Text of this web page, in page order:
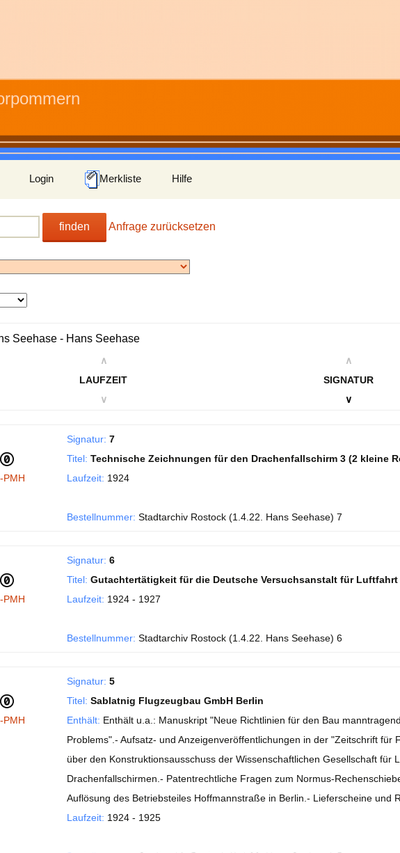
Login Merkliste Hilfe
finden Anfrage zurücksetzen
Seehase - Hans Seehase
∧
LAUFZEIT
∨
∧
SIGNATUR
∨
PMH
Signatur: 7
Titel: Technische Zeichnungen für den Drachenfallschirm 3 (2 kleine
Laufzeit: 1924
Bestellnummer: Stadtarchiv Rostock (1.4.22. Hans Seehase) 7
PMH
Signatur: 6
Titel: Gutachtertätigkeit für die Deutsche Versuchsanstalt für
Laufzeit: 1924 - 1927
Bestellnummer: Stadtarchiv Rostock (1.4.22. Hans Seehase) 6
PMH
Signatur: 5
Titel: Sablatnig Flugzeugbau GmbH Berlin
Enthält: Enthält u.a.: Manuskript "Neue Richtlinien für den Bau
Problems".- Aufsatz- und Anzeigenveröffentlichungen in der "Zeitschrift für
über den Konstruktionsausschuss der Wissenschaftlichen Gesellschaft für
Drachenfallschirmen.- Patentrechtliche Fragen zum Normus-
Auflösung des Betriebsteiles Hoffmannstraße in Berlin.- Lieferscheine und
Laufzeit: 1924 - 1925